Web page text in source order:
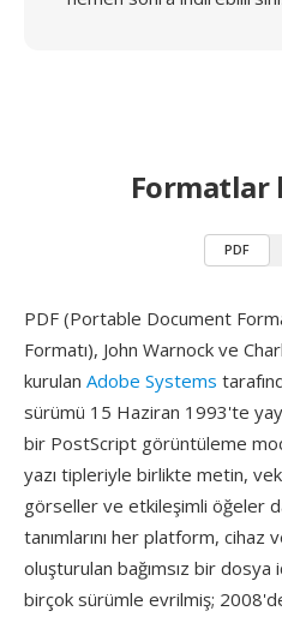
Formatlar
PDF
PDF (Portable Document
Formatı), John Warnock ve
kurulan Adobe Systems
sürümü 15 Haziran 1993'te
bir PostScript görüntüleme
yazı tipleriyle birlikte metin,
görseller ve etkileşimli öğeler
tanımlarını her platform, cihaz
oluşturulan bağımsız bir
birçok sürümle evrilmiş;